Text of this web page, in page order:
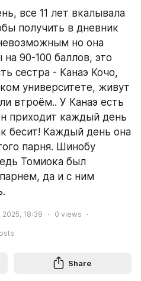
все 11 лет вкалывала
получить в дневник
но она
90-100 баллов, это
сестра - Канаэ Кочо,
университете, живут
втроём.. У Канаэ есть
приходит каждый день
бесит! Каждый день она
парня. Шинобу
Томиока был
да и с ним
2025, 18:39 0 views
Share